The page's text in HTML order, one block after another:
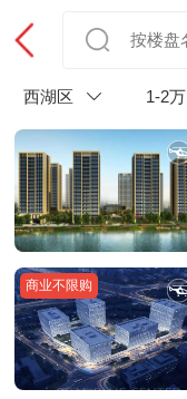
西湖区 1-2万
商业不限购